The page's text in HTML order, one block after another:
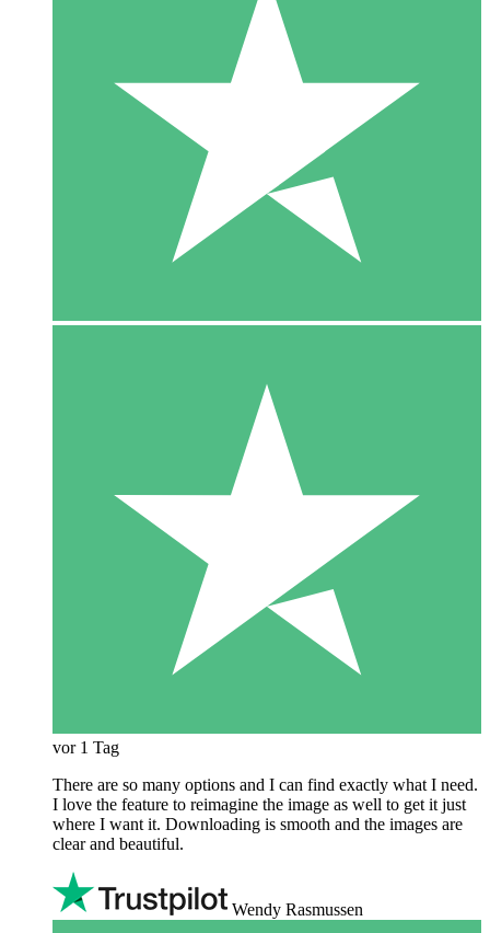
vor 1 Tag
There are so many options and I can find exactly what I need.
I love the feature to reimagine the image as well to get it just
where I want it. Downloading is smooth and the images are
clear and beautiful.
Wendy Rasmussen